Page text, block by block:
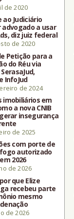
de 2020
ao Judiciário
a usar
diz juiz federal
de 2020
Petição para a
do Réu via
InfoJud
de 2024
imobiliários em
a nova CNIB
insegurança
de 2025
com porte de
autorizado
2026
de 2026
que Elize
recebeu parte
mesmo
de 2026